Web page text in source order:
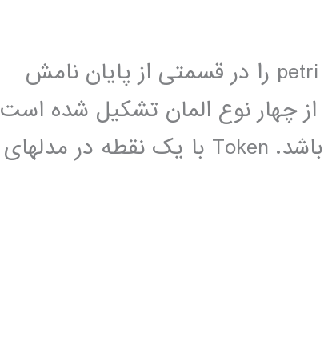
لینک دانلود Adam Petri در سال 1962 petri net را در قسمتی از پایان نامش
ابداع کرد. عناصر Petri net : یک petri net از چهار نوع المان تشکیل شده است
: token و places و arcs و transitions می باشد. Token با یک نقطه در مدلهای